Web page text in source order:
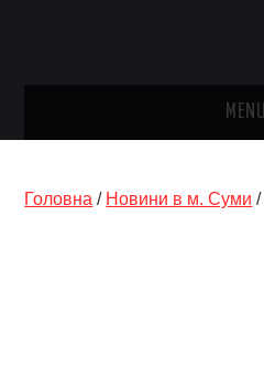
MENU
Головна / Новини в м. Суми /